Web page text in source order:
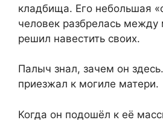
кладбища. Его небольшая
человек разбрелась
решил навестить своих.
Палыч знал, зачем он
приезжал к могиле матери.
Когда он подошёл к её